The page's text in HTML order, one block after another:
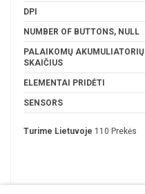
DPI
NUMBER OF BUTTONS, NULL
PALAIKOMŲ AKUMULIATORIŲ
SKAIČIUS
ELEMENTAI PRIDĖTI
SENSORS
Turime Lietuvoje 110 Prekės